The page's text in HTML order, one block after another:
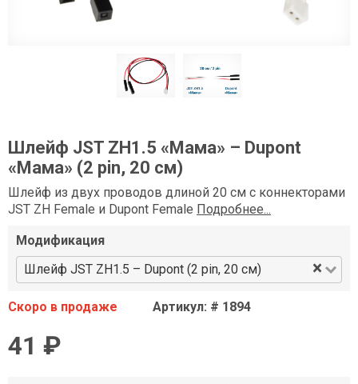
Шлейф JST ZH1.5 «Мама» – Dupont
«Мама» (2 pin, 20 см)
Шлейф из двух проводов длиной 20 см с коннекторами
JST ZH Female и Dupont Female Подробнее...
Модификация
Шлейф JST ZH1.5 – Dupont (2 pin, 20 см)
×
Скоро в продаже Артикул: # 1894
41 ₽